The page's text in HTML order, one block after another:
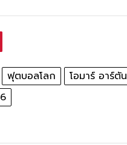
ฟุตบอลโลก
โอมาร์ อาร์ตัน